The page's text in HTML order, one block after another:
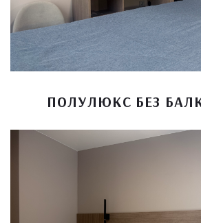
ПОЛУЛЮКС БЕЗ